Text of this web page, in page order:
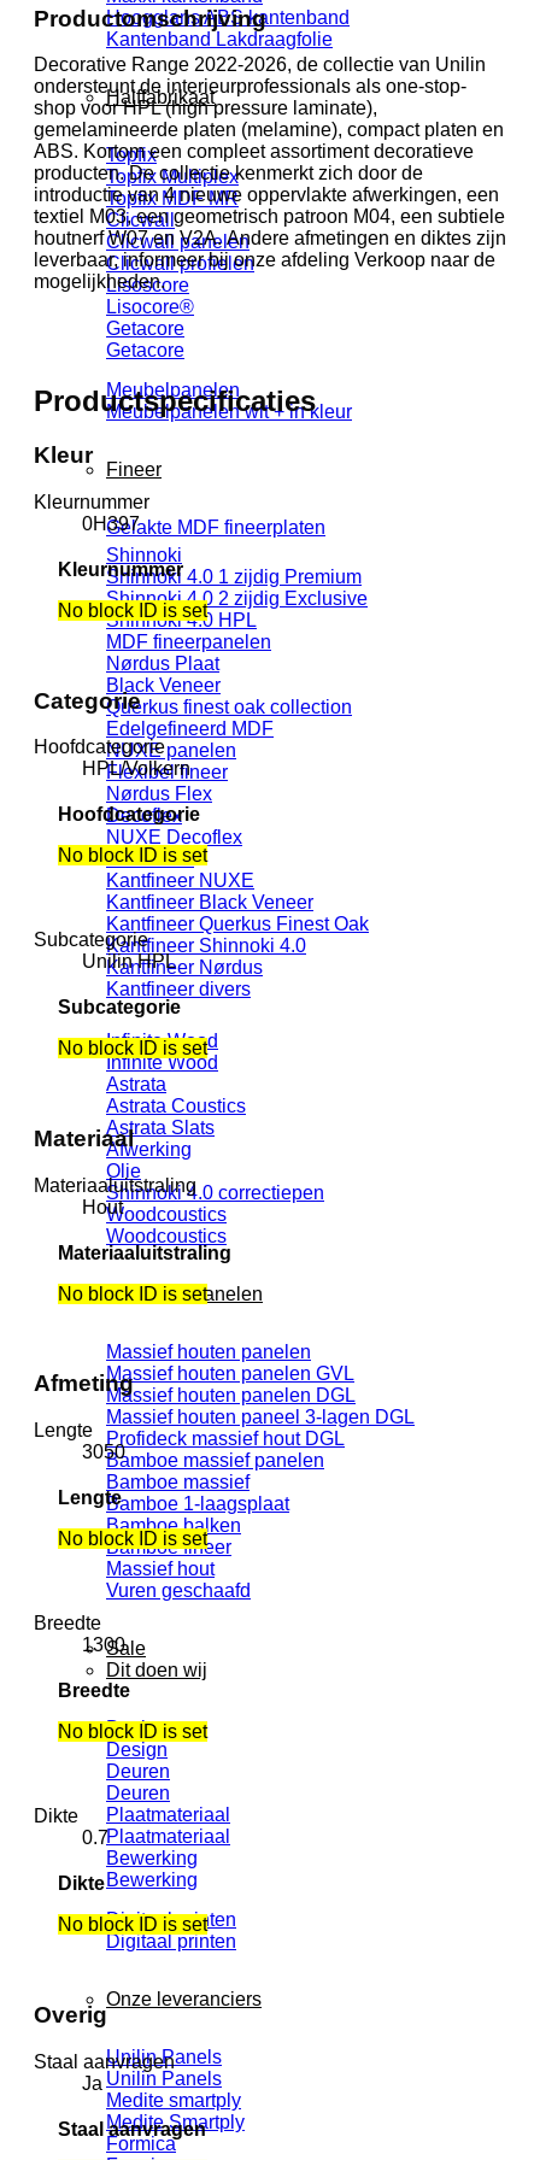
Hoogglans ABS kantenband
Kantenband Lakdraagfolie
Halffabrikaat
Topfix
Topfix Multiplex
Topfix MDF MR
Clicwall
Clicwall panelen
Clicwall profielen
Lisoscore
Lisocore®
Getacore
Getacore
Meubelpanelen
Meubelpanelen wit + in kleur
Fineer
Gelakte MDF fineerplaten
Shinnoki
Shinnoki 4.0 1 zijdig Premium
Shinnoki 4.0 2 zijdig Exclusive
Shinnoki 4.0 HPL
MDF fineerpanelen
Nørdus Plaat
Black Veneer
Querkus finest oak collection
Edelgefineerd MDF
NUXE panelen
Flexibel fineer
Nørdus Flex
Decoflex
NUXE Decoflex
Kantfineer
Kantfineer NUXE
Kantfineer Black Veneer
Kantfineer Querkus Finest Oak
Kantfineer Shinnoki 4.0
Kantfineer Nørdus
Kantfineer divers
Infinite Wood
Infinite Wood
Astrata
Astrata Coustics
Astrata Slats
Afwerking
Olie
Shinnoki 4.0 correctiepen
Woodcoustics
Woodcoustics
Massieve panelen
Massief houten panelen
Massief houten panelen GVL
Massief houten panelen DGL
Massief houten paneel 3-lagen DGL
Profideck massief hout DGL
Bamboe massief panelen
Bamboe massief
Bamboe 1-laagsplaat
Bamboe balken
Bamboe fineer
Massief hout
Vuren geschaafd
Sale
Dit doen wij
Design
Design
Deuren
Deuren
Plaatmateriaal
Plaatmateriaal
Bewerking
Bewerking
Digitaal printen
Digitaal printen
Onze leveranciers
Unilin Panels
Unilin Panels
Medite smartply
Medite Smartply
Formica
Productomschrijving
Decorative Range 2022-2026, de collectie van Unilin
ondersteunt de interieurprofessionals als one-stop-
shop voor HPL (high pressure laminate),
gemelamineerde platen (melamine), compact platen en
ABS. Kortom een compleet assortiment decoratieve
producten. De collectie kenmerkt zich door de
introductie van 4 nieuwe oppervlakte afwerkingen, een
textiel M03, een geometrisch patroon M04, een subtiele
houtnerf W07 en V2A. Andere afmetingen en diktes zijn
leverbaar, informeer bij onze afdeling Verkoop naar de
mogelijkheden.
Productspecificaties
Kleur
Kleurnummer
0H397
Kleurnummer
No block ID is set
Categorie
Hoofdcategorie
HPL/Volkern
Hoofdcategorie
No block ID is set
Subcategorie
Unilin HPL
Subcategorie
No block ID is set
Materiaal
Materiaaluitstraling
Hout
Materiaaluitstraling
No block ID is set
Afmeting
Lengte
3050
Lengte
No block ID is set
Breedte
1300
Breedte
No block ID is set
Dikte
0.7
Dikte
No block ID is set
Overig
Staal aanvragen
Ja
Staal aanvragen